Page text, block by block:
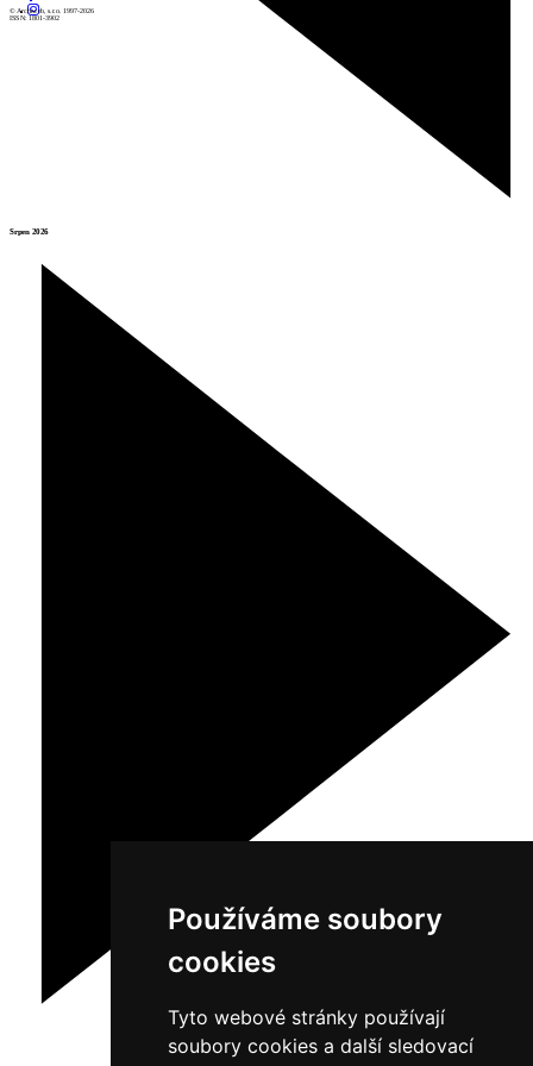
Používáme soubory
cookies
Tyto webové stránky používají
soubory cookies a další sledovací
Srpen 2026
© Archiweb, s.r.o. 1997-2026
ISSN: 1801-3902